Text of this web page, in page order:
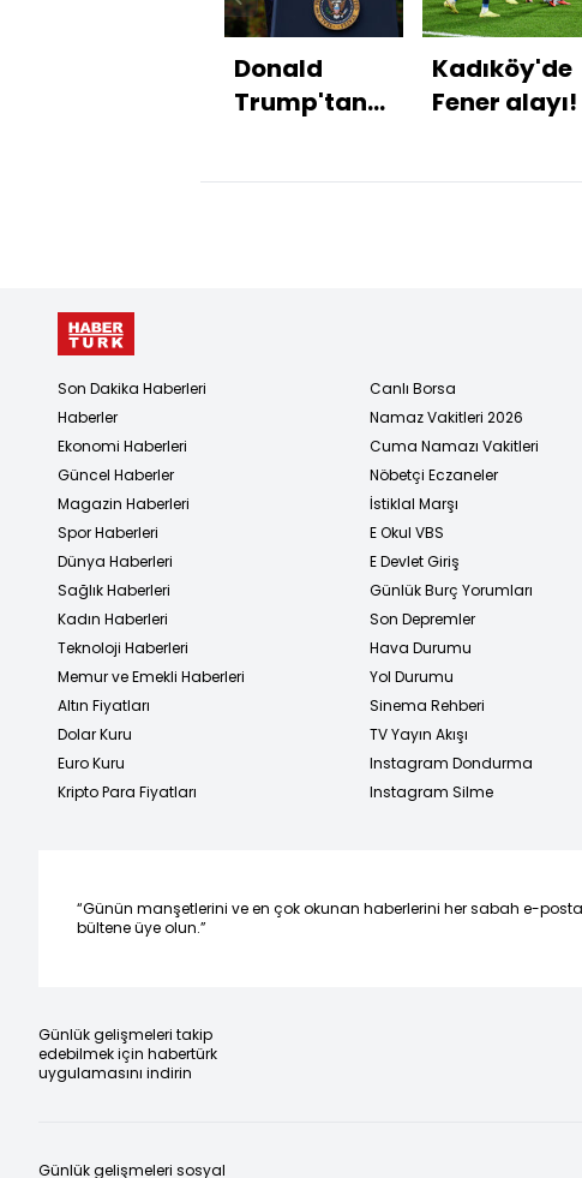
Donald
Trump'tan
Kadıköy'de
Fener alayı!
Son Dakika Haberleri
Haberler
Ekonomi Haberleri
Güncel Haberler
Magazin Haberleri
Spor Haberleri
Dünya Haberleri
Sağlık Haberleri
Kadın Haberleri
Teknoloji Haberleri
Memur ve Emekli Haberleri
Altın Fiyatları
Dolar Kuru
Euro Kuru
Kripto Para Fiyatları
Canlı Borsa
Namaz Vakitleri 2026
Cuma Namazı Vakitleri
Nöbetçi Eczaneler
İstiklal Marşı
E Okul VBS
E Devlet Giriş
Günlük Burç Yorumları
Son Depremler
Hava Durumu
Yol Durumu
Sinema Rehberi
TV Yayın Akışı
Instagram Dondurma
Instagram Silme
“Günün manşetlerini ve en çok okunan haberlerini her sabah e-
bültene üye olun.”
Günlük gelişmeleri takip
edebilmek için habertürk
uygulamasını indirin
Günlük gelişmeleri sosyal